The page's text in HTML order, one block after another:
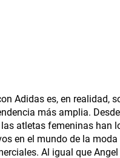
Adidas es, en realidad,
más amplia.
atletas femeninas han
en el mundo de la moda
Al igual que Angel